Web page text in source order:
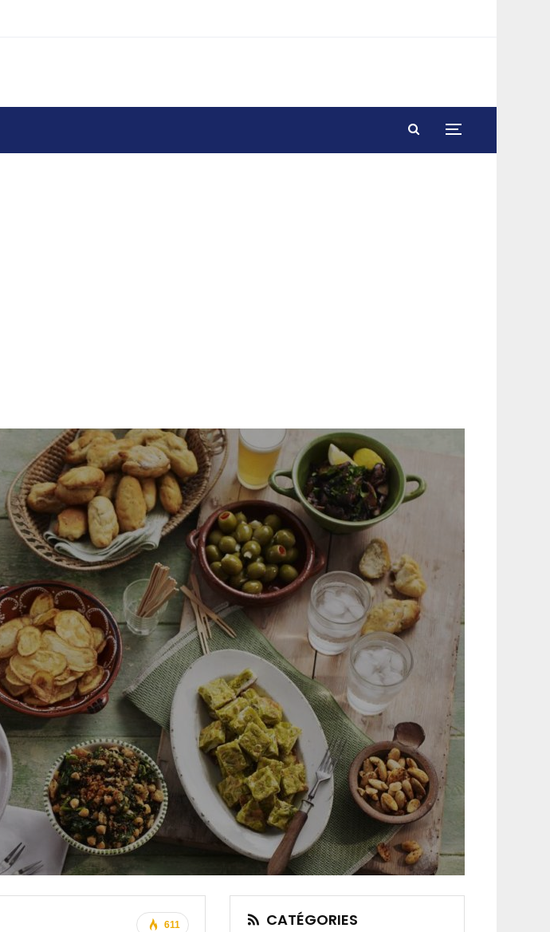
611 CATÉGORIES